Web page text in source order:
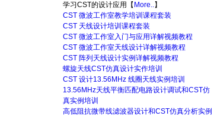
学习CST的设计应用【 More..】
CST 微波工作室教学培训课程套装
CST 天线设计培训课程套装
CST 微波工作室入门与应用详解视频教程
CST 微波工作室天线设计详解视频教程
CST 阵列天线设计实例详解视频教程
螺旋天线CST仿真设计实作培训
CST 设计13.56MHz 线圈天线实例培训
13.56MHz天线平衡匹配电路设计调试和CST仿
真实例培训
高低阻抗微带线滤波器设计和CST仿真分析实例